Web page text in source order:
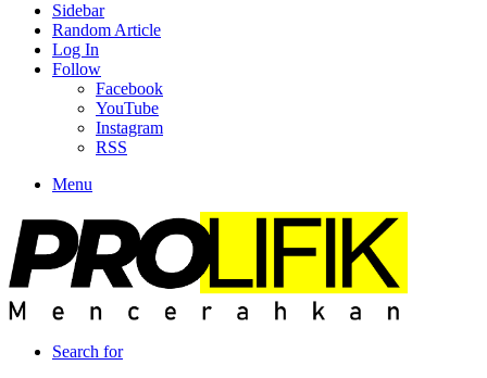
Sidebar
Random Article
Log In
Follow
Facebook
YouTube
Instagram
RSS
Menu
Search for